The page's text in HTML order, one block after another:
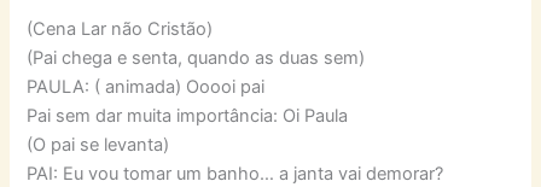
(Cena Lar não Cristão)
(Pai chega e senta, quando as duas sem)
PAULA: ( animada) Ooooi pai
Pai sem dar muita importância: Oi Paula
(O pai se levanta)
PAI: Eu vou tomar um banho… a janta vai demorar?